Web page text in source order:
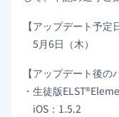
【アップデート予定
5月6日（木）
【アップデート後の
・生徒版
iOS：1.5.2